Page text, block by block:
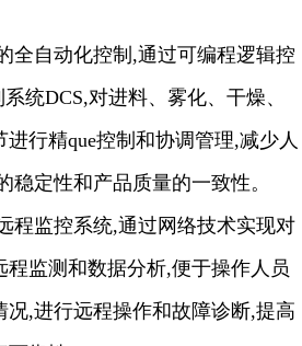
全自动化控制,通过可编程逻辑控
统DCS,对进料、雾化、干燥、
行精que控制和协调管理,减少人
稳定性和产品质量的一致性。
程监控系统,通过网络技术实现对
监测和数据分析,便于操作人员
况,进行远程操作和故障诊断,提高